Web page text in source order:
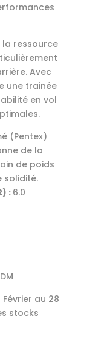
la ressource
Avec
une trainée
en vol
(Pentex)
de la
de poids
solidité.
: 6.0
Février au 28
stocks